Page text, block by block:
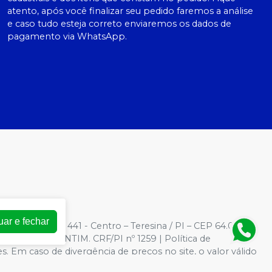
atento, após você finalizar seu pedido faremos a análise
e caso tudo esteja correto enviaremos os dados de
pagamento via WhatsApp.
| Rua Barroso, 441 - Centro – Teresina / PI – CEP 64.000-
VALENTIM. CRF/PI nº 1259 | Política de
Em caso de divergência de preços no site, o valor válido
e fechar